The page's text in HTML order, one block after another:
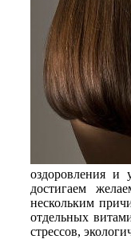
оздоровления и
достигаем
нескольким
отдельных
стрессов,